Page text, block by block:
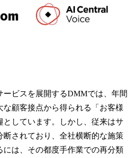
ービスを展開するDMMでは、年間
な顧客接点から得られる「お客様
としています。しかし、従来はサ
断されており、全社横断的な施策
には、その都度手作業での再分類